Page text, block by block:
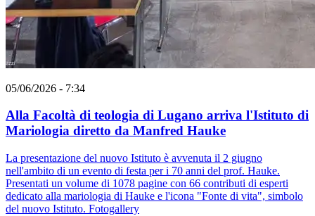
05/06/2026 - 7:34
Alla Facoltà di teologia di Lugano arriva l'Istituto di
Mariologia diretto da Manfred Hauke
La presentazione del nuovo Istituto è avvenuta il 2 giugno
nell'ambito di un evento di festa per i 70 anni del prof. Hauke.
Presentati un volume di 1078 pagine con 66 contributi di esperti
dedicato alla mariologia di Hauke e l'icona "Fonte di vita", simbolo
del nuovo Istituto. Fotogallery